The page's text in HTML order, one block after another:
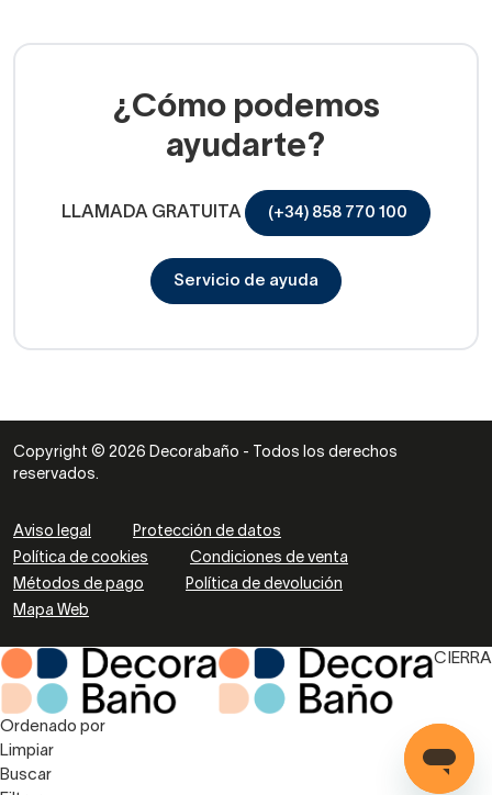
¿Cómo podemos
ayudarte?
LLAMADA GRATUITA (+34) 858 770 100
Servicio de ayuda
Copyright © 2026 Decorabaño - Todos los derechos
reservados.
Aviso legal
Protección de datos
Política de cookies
Condiciones de venta
Métodos de pago
Política de devolución
Mapa Web
CIERRA
Ordenado por
Limpiar
Buscar